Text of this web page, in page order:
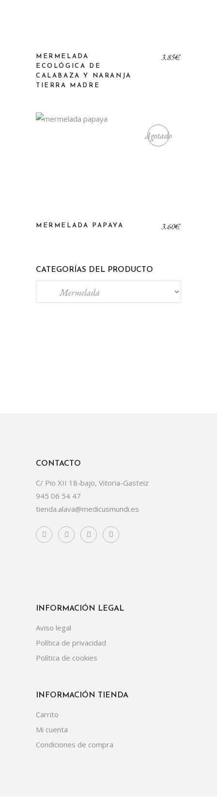
MERMELADA
ECOLÓGICA DE
CALABAZA Y NARANJA
TIERRA MADRE
3,85€
Agotado
MERMELADA PAPAYA 3,60€
CATEGORÍAS DEL PRODUCTO
CONTACTO
C/ Pio XII 18-bajo, Vitoria-Gasteiz
945 06 54 47
tienda.alava@medicusmundi.es
INFORMACIÓN LEGAL
Aviso legal
Política de privacidad
Política de cookies
INFORMACIÓN TIENDA
Carrito
Mi cuenta
Condiciones de compra